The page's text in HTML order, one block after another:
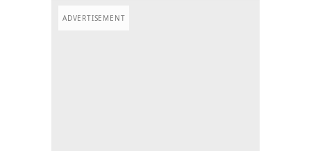
ADVERTISEMENT